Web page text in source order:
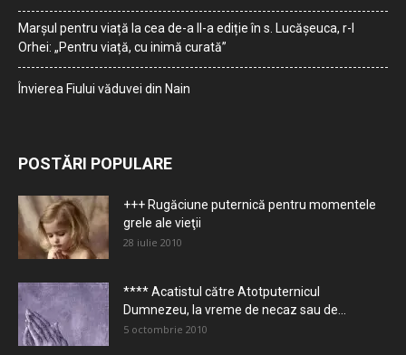
Marșul pentru viață la cea de-a II-a ediție în s. Lucășeuca, r-l
Orhei: „Pentru viață, cu inimă curată”
Învierea Fiului văduvei din Nain
POSTĂRI POPULARE
+++ Rugăciune puternică pentru momentele
grele ale vieţii
28 iulie 2010
**** Acatistul către Atotputernicul
Dumnezeu, la vreme de necaz sau de...
5 octombrie 2010